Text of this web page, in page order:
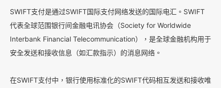
SWIFT支付是通过SWIFT国际支付网络发送的国际电汇。SWIFT
代表全球范围银行间金融电讯协会（Society for Worldwide
Interbank Financial Telecommunication），是全球金融机构用于
安全发送和接收信息（如汇款指示）的消息网络。
在SWIFT支付中，银行使用标准化的SWIFT代码相互发送和接收唯